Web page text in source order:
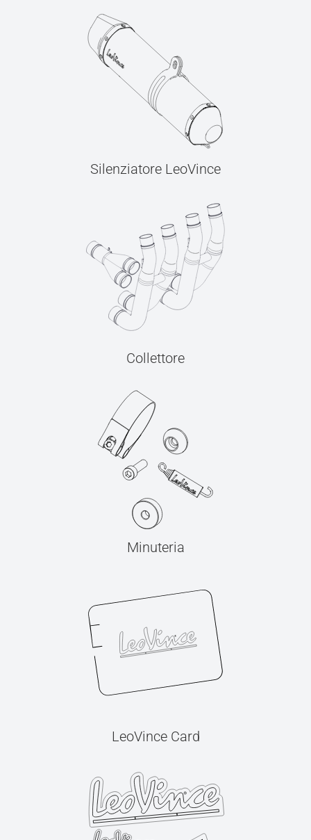
Silenziatore LeoVince
Collettore
Minuteria
LeoVince Card